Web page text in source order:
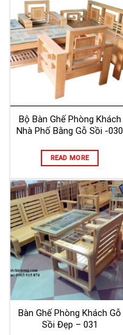
Bộ Bàn Ghế Phòng Khách
Nhà Phố Bằng Gỗ Sồi -030
READ MORE
Bàn Ghế Phòng Khách Gỗ
Sồi Đẹp – 031